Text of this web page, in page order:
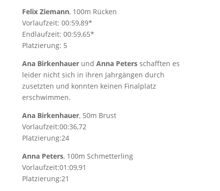
Felix Ziemann, 100m Rücken
Vorlaufzeit: 00:59,89*
Endlaufzeit: 00:59,65*
Platzierung: 5
Ana Birkenhauerund Anna Petersschafften es
leider nicht sich in ihren Jahrgängen durch
zusetzten und konnten keinen Finalplatz
erschwimmen.
Ana Birkenhauer, 50m Brust
Vorlaufzeit:00:36,72
Platzierung:24
Anna Peters, 100m Schmetterling
Vorlaufzeit:01:09,91
Platzierung:21